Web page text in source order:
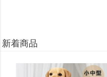
新着商品